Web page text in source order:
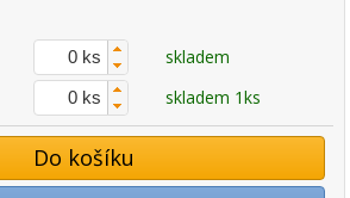
skladem
skladem 1ks
Do košíku